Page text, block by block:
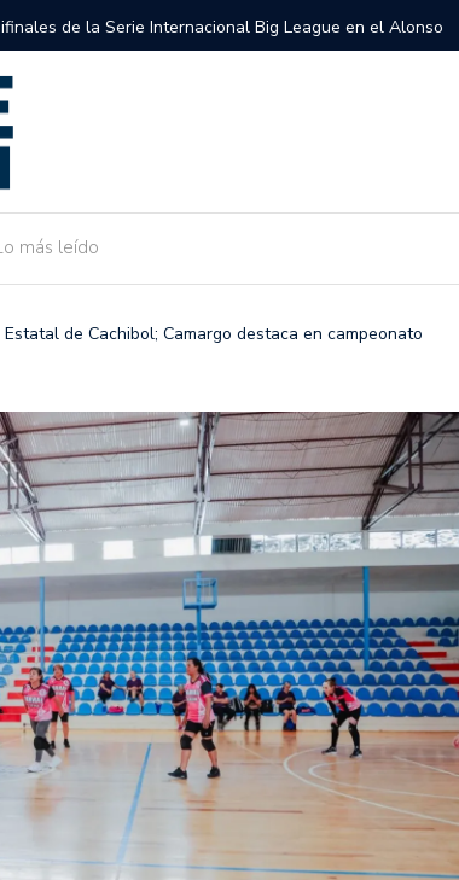
de la Serie Internacional Big League en el Alonso
más leído
de Cachibol; Camargo destaca en campeonato